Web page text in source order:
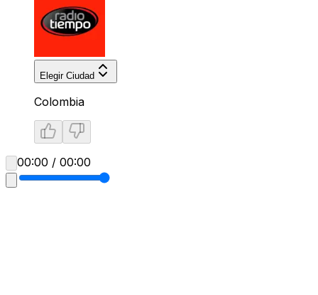
Elegir Ciudad
Colombia
00:00 / 00:00